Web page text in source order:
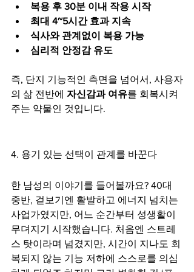
복용 후 30분 이내 작용 시작
최대 4~5시간 효과 지속
식사와 관계없이 복용 가능
심리적 안정감 유도
즉, 단지 기능적인 측면을 넘어서, 사용자
의 삶 전반에 자신감과 여유를 회복시켜
주는 약물인 것입니다.
4. 용기 있는 선택이 관계를 바꾼다
한 남성의 이야기를 들어볼까요? 40대
중반, 겉보기엔 활발하고 에너지 넘치는
사업가였지만, 어느 순간부터 성생활이
무뎌지기 시작했습니다. 처음엔 스트레
스 탓이라며 넘겼지만, 시간이 지나도 회
복되지 않는 기능 저하에 스스로를 의심